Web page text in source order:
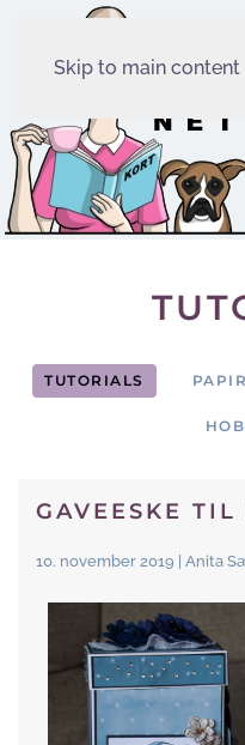
Skip to main content
TUTORIALS
GAVEESKE TIL
10. november 2019 | Anita